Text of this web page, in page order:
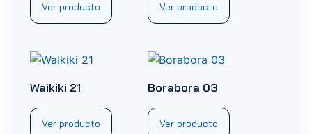
Ver producto Ver producto
Waikiki 21
Ver producto
Borabora 03
Ver producto